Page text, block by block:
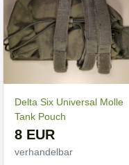
Delta Six Universal Molle
Tank Pouch
8 EUR
verhandelbar